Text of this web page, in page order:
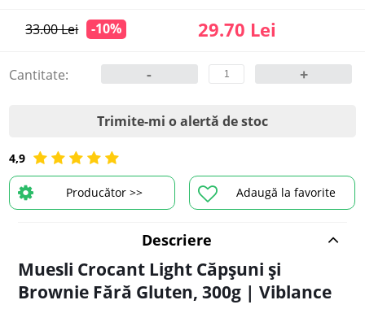
4,9
Adaugă la favorite
Producător >>
33.00 Lei -10% 29.70 Lei
Cantitate: - +
Trimite-mi o alertă de stoc
Descriere
Muesli Crocant Light Căpșuni și
Brownie Fără Gluten, 300g | Viblance